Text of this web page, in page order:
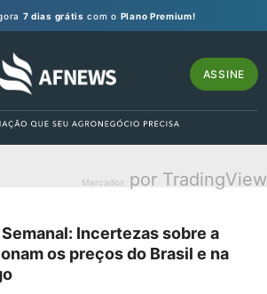
7 dias grátis com o Plano Premium!
ASSINE
Mercados por TradingView
Incertezas sobre a
os preços do Brasil e na